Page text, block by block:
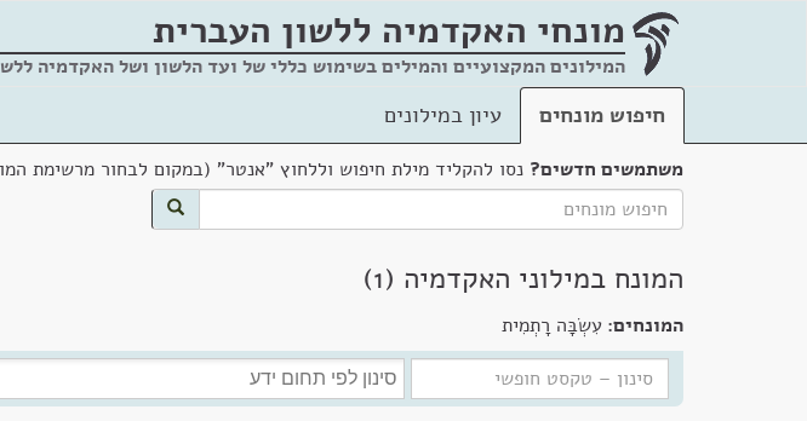
מונחי האקדמיה ללשון העברית
המילונים המקצועיים והמילים בשימוש כללי של ועד הלשון ושל האקדמיה
חיפוש מונחים עיון במילונים
משתמשים חדשים? נסו להקליד מילת חיפוש וללחוץ "אנטר" (במקום לבחור מרשימת
המונח במילוני האקדמיה (1)
המונחים: עִשְׂבָּה רָתְמִית